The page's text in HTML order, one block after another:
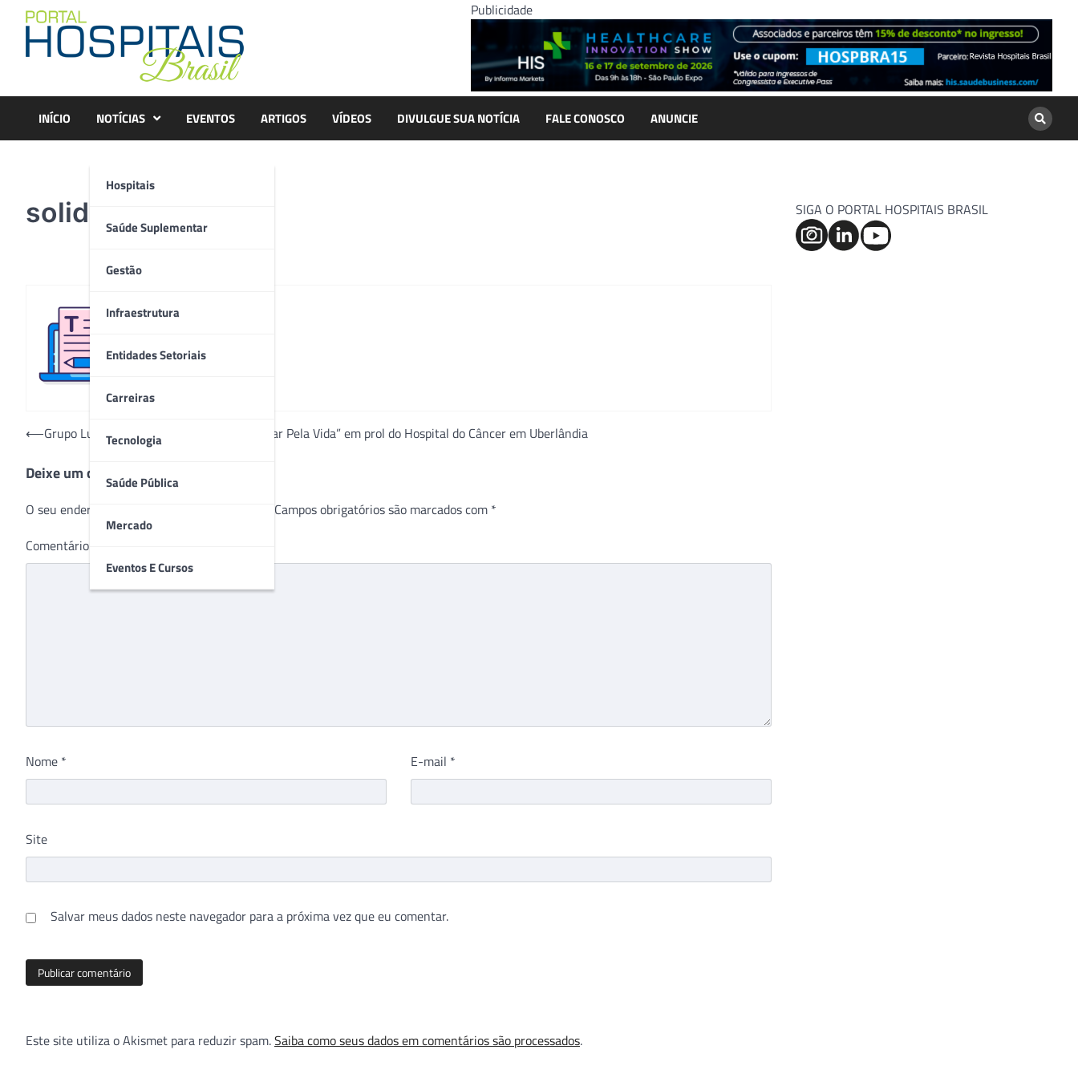
content
Publicidade
INÍCIO NOTÍCIAS
Hospitais
Saúde Suplementar
Gestão
Infraestrutura
Entidades Setoriais
Carreiras
Tecnologia
Saúde Pública
Mercado
Eventos E Cursos
EVENTOS ARTIGOS VÍDEOS DIVULGUE SUA NOTÍCIA FALE CONOSCO ANUNCIE
solidariedade
Navegação
Post
⟵Grupo Luta Pela Vida promove “Dia de Lutar Pela Vida” em prol do Hospital do Câncer em Uberlândia
Deixe um comentário
O seu endereço de e-mail não será publicado. Campos obrigatórios são marcados com *
Comentário
Nome * E-mail *
Site
Salvar meus dados neste navegador para a próxima vez que eu comentar.
Este site utiliza o Akismet para reduzir spam.Saiba como seus dados em comentários são processados.
SIGA O PORTAL HOSPITAIS BRASIL